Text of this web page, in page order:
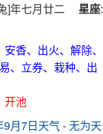
]年七月廿二 星座:
香、出火、解除、
、立券、栽种、出
开池
9月7日天气-无为天